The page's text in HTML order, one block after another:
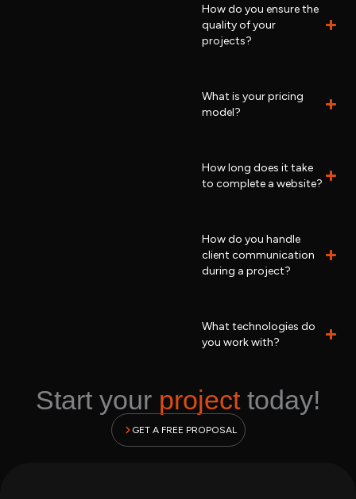
How do you ensure the
quality of your
projects?
What is your pricing
model?
How long does it take
to complete a website?
How do you handle
client communication
during a project?
What technologies do
you work with?
Start your projecttoday!
GET A FREE PROPOSAL